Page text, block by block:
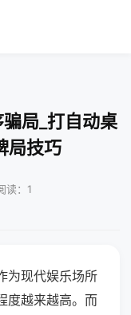
局_打自动桌
局技巧
读：1
为现代娱乐场所
度越来越高。而